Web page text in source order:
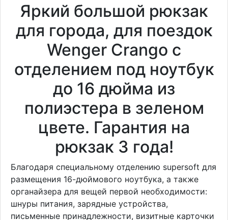
Яркий большой рюкзак
для города, для поездок
Wenger Crango с
отделением под ноутбук
до 16 дюйма из
полиэстера в зеленом
цвете. Гарантия на
рюкзак 3 года!
Благодаря специальному отделению supersoft для
размещения 16-дюймового ноутбука, а также
органайзера для вещей первой необходимости:
шнуры питания, зарядные устройства,
письменные принадлежности, визитные карточки